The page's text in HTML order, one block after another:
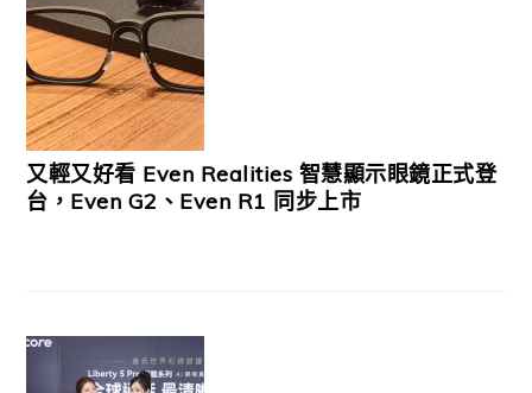
又輕又好看 Even Realities 智慧顯示眼鏡正式登
台，Even G2、Even R1 同步上市